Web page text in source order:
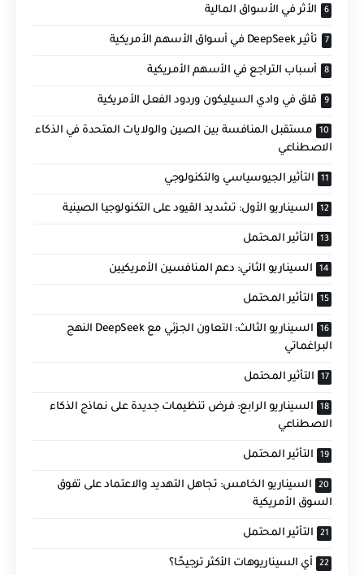
الأثر في الأسواق المالية
تأثير DeepSeek في أسواق الأسهم الأمريكية
أسباب التراجع في الأسهم الأمريكية
قلق في وادي السيليكون وردود الفعل الأمريكية
مستقبل المنافسة بين الصين والولايات المتحدة في الذكاء
الاصطناعي
التأثير الجيوسياسي والتكنولوجي
السيناريو الأول: تشديد القيود على التكنولوجيا الصينية
التأثير المحتمل
السيناريو الثاني: دعم المنافسين الأمريكيين
التأثير المحتمل
السيناريو الثالث: التعاون الجزئي مع DeepSeek النهج
البراغماتي
التأثير المحتمل
السيناريو الرابع: فرض تنظيمات جديدة على نماذج الذكاء
الاصطناعي
التأثير المحتمل
السيناريو الخامس: تجاهل التهديد والاعتماد على تفوق
السوق الأمريكية
التأثير المحتمل
أي السيناريوهات الأكثر ترجيحًا؟